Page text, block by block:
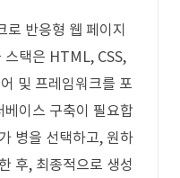
반응형 웹 페이지
스택은 HTML, CSS,
및 프레임워크를 포
이스 구축이 필요합
병을 선택하고, 원하
후, 최종적으로 생성